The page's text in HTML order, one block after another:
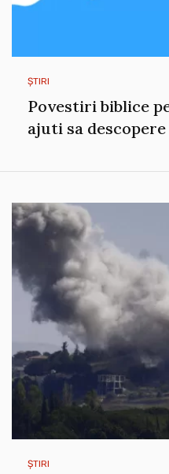
ȘTIRI
Povestiri biblice
ajuti sa
ȘTIRI